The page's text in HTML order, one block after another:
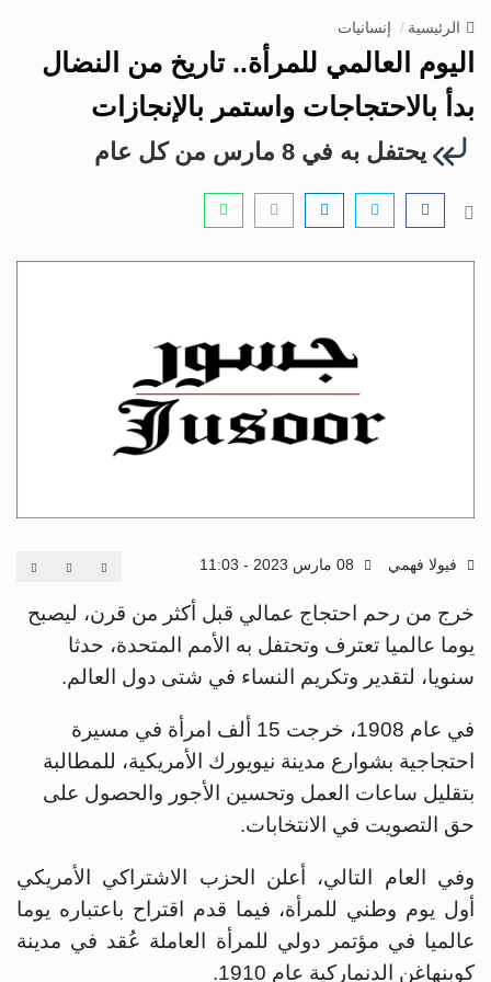
g
a
i
الرئيسية إنسانيات
اليوم العالمي للمرأة.. تاريخ من النضال
بدأ بالاحتجاجات واستمر بالإنجازات‏
يحتفل به في 8 مارس من كل عام
فيولا فهمي
خرج من رحم احتجاج عمالي قبل أكثر من قرن، ليصبح
يوما عالميا تعترف وتحتفل به الأمم المتحدة، حدثا
سنويا، لتقدير وتكريم النساء في شتى دول العالم.
في عام 1908، خرجت 15 ألف امرأة في مسيرة
احتجاجية بشوارع مدينة نيويورك الأمريكية، للمطالبة
بتقليل ساعات العمل وتحسين الأجور والحصول على
حق التصويت في الانتخابات.
وفي العام التالي، أعلن الحزب الاشتراكي الأمريكي
أول يوم وطني للمرأة، فيما قدم اقتراح باعتباره يوما
عالميا في مؤتمر دولي للمرأة العاملة عُقد في مدينة
كوبنهاغن الدنماركية عام 1910.